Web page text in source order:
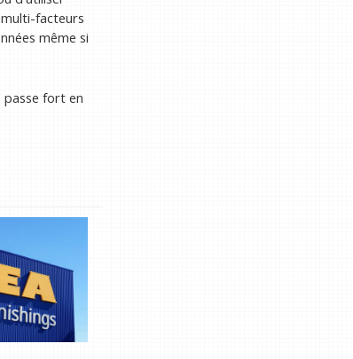
facteurs
même si
passe fort en